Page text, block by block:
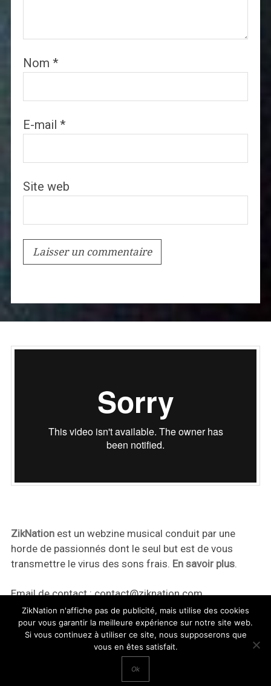
Nom *
E-mail *
Site web
ZikNationest un webzine musical conduit par une
horde de passionnés dont le seul but est de vous
transmettre le virus des sons frais. En savoir plus.
Email de contact :contact@ziknation.com
ZikNation n'affiche pas de publicité, mais utilise des cookies
pour vous garantir la meilleure expérience sur notre site web.
Si vous continuez à utiliser ce site, nous supposerons que
vous en êtes satisfait.
Ok